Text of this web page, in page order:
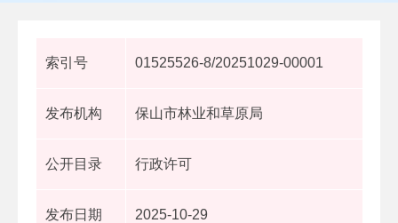
索引号 01525526-8/20251029-00001
发布机构 保山市林业和草原局
公开目录 行政许可
发布日期 2025-10-29